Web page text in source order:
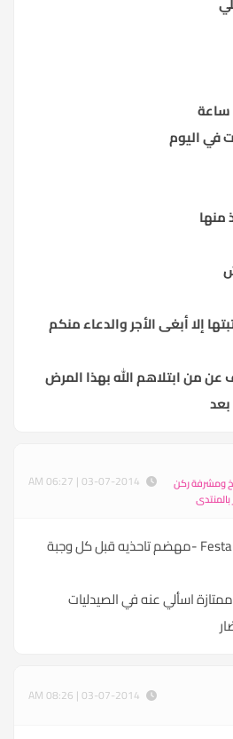
ساعة
في اليوم
منها
إلا أبغى الأجر والدعاء منكم
من ابتلاهم الله بهذا المرض
ومشرفة ركن
بالمنتدى
فيه حبوب اسمه فيستال-Festal -مهضم تاحذيه قبل كل وجبة
اسألي عنه في الصيدليات